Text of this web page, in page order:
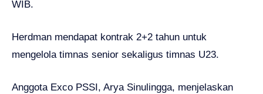
WIB.
Herdman mendapat kontrak 2+2 tahun untuk
mengelola timnas senior sekaligus timnas U23.
Anggota Exco PSSI, Arya Sinulingga, menjelaskan